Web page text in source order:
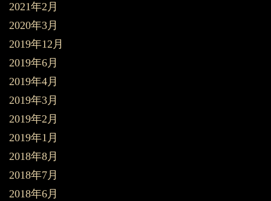
2021年2月
2020年3月
2019年12月
2019年6月
2019年4月
2019年3月
2019年2月
2019年1月
2018年8月
2018年7月
2018年6月